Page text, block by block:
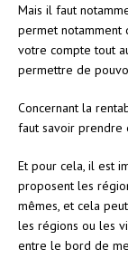
Mais il faut
permet notamment
votre compte tout
permettre de
Concernant la
faut savoir prendre
Et pour cela, il est
proposent les
mêmes, et cela
les régions ou les
entre le bord de